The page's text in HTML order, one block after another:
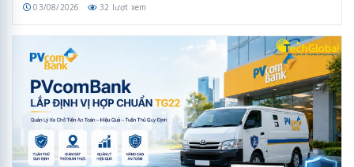
03/08/2026 32 lượt xem